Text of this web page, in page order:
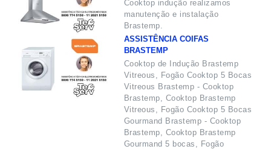
Cooktop indução realizamos
manutenção e instalação
Brastemp.
ASSISTÊNCIA COIFAS
BRASTEMP
Cooktop de Indução Brastemp
Vitreous, Fogão Cooktop 5 Bocas
Vitreous Brastemp - Cooktop
Brastemp, Cooktop Brastemp
Vitreous, Fogão Cooktop 5 Bocas
Gourmand Brastemp - Cooktop
Brastemp, Cooktop Brastemp
Gourmand 5 bocas, Fogão